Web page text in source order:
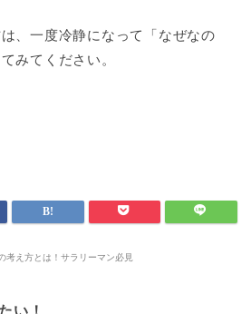
、一度冷静になって「なぜなの
みてください。
考え方とは！サラリーマン必見